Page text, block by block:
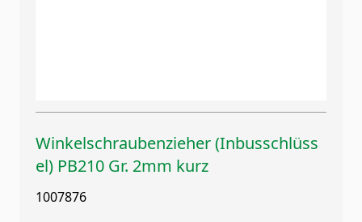
Winkelschraubenzieher (Inbusschlüss
el) PB210 Gr. 2mm kurz
1007876